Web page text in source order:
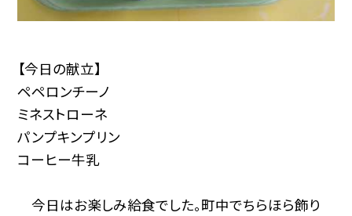
【今日の献立】
ペペロンチーノ
ミネストローネ
パンプキンプリン
コーヒー牛乳
今日はお楽しみ給食でした。町中でちらほら飾り